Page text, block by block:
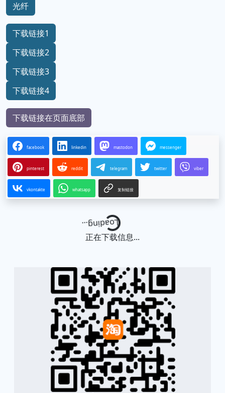
光纤
下载链接1
下载链接2
下载链接3
下载链接4
下载链接在页面底部
facebook linkedin mastodon messenger
pinterest reddit telegram twitter viber
vkontakte whatsapp 复制链接
Loading...
正在下载信息...